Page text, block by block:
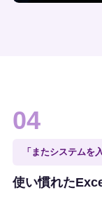
04
「またシステムを
使い慣れた